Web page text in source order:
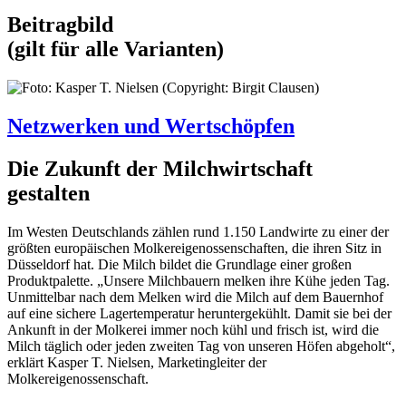
Beitragbild
(gilt für alle Varianten)
Netzwerken und Wertschöpfen
Die Zukunft der Milchwirtschaft
gestalten
Im Westen Deutschlands zählen rund 1.150 Landwirte zu einer der
größten europäischen Molkereigenossenschaften, die ihren Sitz in
Düsseldorf hat. Die Milch bildet die Grundlage einer großen
Produktpalette. „Unsere Milchbauern melken ihre Kühe jeden Tag.
Unmittelbar nach dem Melken wird die Milch auf dem Bauernhof
auf eine sichere Lagertemperatur heruntergekühlt. Damit sie bei der
Ankunft in der Molkerei immer noch kühl und frisch ist, wird die
Milch täglich oder jeden zweiten Tag von unseren Höfen abgeholt“,
erklärt Kasper T. Nielsen, Marketingleiter der
Molkereigenossenschaft.